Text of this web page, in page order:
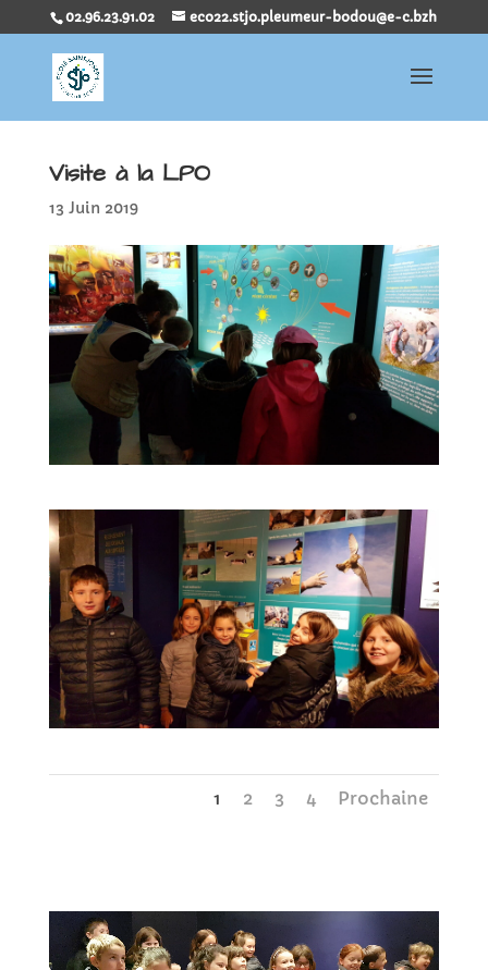
02.96.23.91.02 eco22.stjo.pleumeur-bodou@e-c.bzh
Visite à la LPO
13 Juin 2019
1 2 3 4 Prochaine